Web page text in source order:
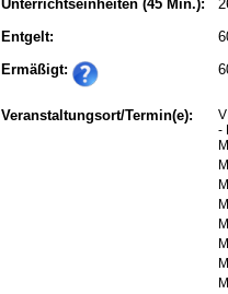
Unterrichtseinheiten (45 Min.):
Entgelt:
Ermäßigt:
Veranstaltungsort/Termin(e):
-